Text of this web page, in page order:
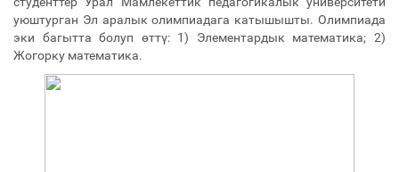
уюштурган Эл аралык олимпиадага катышышты. Олимпиада
эки багытта болуп өттү: 1) Элементардык математика; 2)
Жогорку математика.